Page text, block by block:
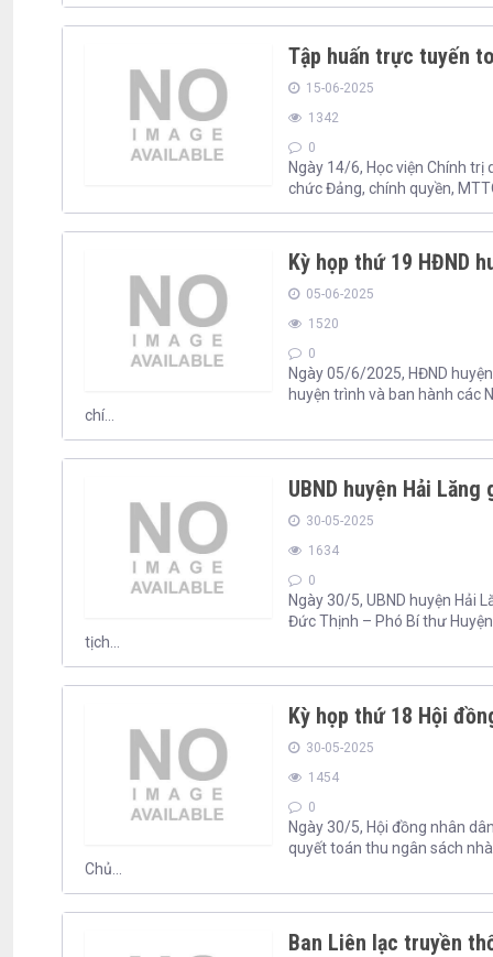
Tập huấn trực tuyến
15-06-2025
1342
0
Ngày 14/6, Học viện Chính
chức Đảng, chính quyền,
Kỳ họp thứ 19 HĐND
05-06-2025
1520
0
Ngày 05/6/2025, HĐND
huyện trình và ban hành các
chí...
UBND huyện Hải
30-05-2025
1634
0
Ngày 30/5, UBND huyện Hải
Đức Thịnh – Phó Bí thư Huyện
tịch...
Kỳ họp thứ 18 Hội
30-05-2025
1454
0
Ngày 30/5, Hội đồng nhân
quyết toán thu ngân sách
Chủ...
Ban Liên lạc truyền